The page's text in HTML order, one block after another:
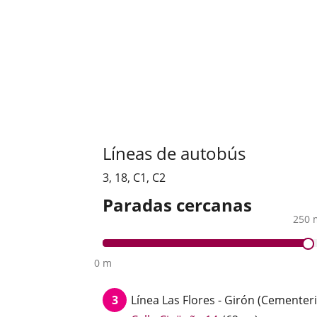
Líneas de autobús
3, 18, C1, C2
Paradas cercanas
0 m
250
3 Línea Las Flores - Girón